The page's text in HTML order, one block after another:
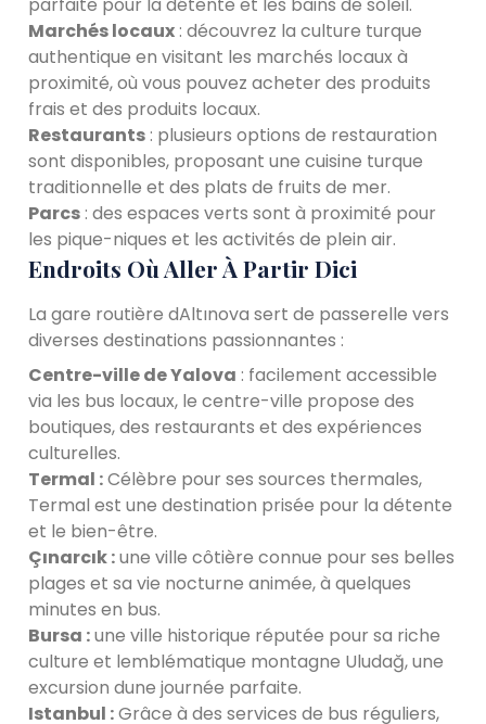
Marchés locaux : découvrez la culture turque
authentique en visitant les marchés locaux à
proximité, où vous pouvez acheter des produits
frais et des produits locaux.
Restaurants : plusieurs options de restauration
sont disponibles, proposant une cuisine turque
traditionnelle et des plats de fruits de mer.
Parcs : des espaces verts sont à proximité pour
les pique-niques et les activités de plein air.
Endroits Où Aller À Partir Dici
La gare routière dAltınova sert de passerelle vers
diverses destinations passionnantes :
Centre-ville de Yalova : facilement accessible
via les bus locaux, le centre-ville propose des
boutiques, des restaurants et des expériences
culturelles.
Termal :Célèbre pour ses sources thermales,
Termal est une destination prisée pour la détente
et le bien-être.
Çınarcık :une ville côtière connue pour ses belles
plages et sa vie nocturne animée, à quelques
minutes en bus.
Bursa :une ville historique réputée pour sa riche
culture et lemblématique montagne Uludağ, une
excursion dune journée parfaite.
Istanbul :Grâce à des services de bus réguliers,